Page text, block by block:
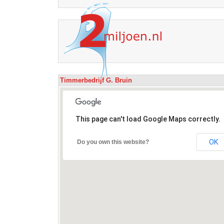
Timmerbedrijf G. Bruin
This page can't load Google Maps correctly.
Do you own this website? OK